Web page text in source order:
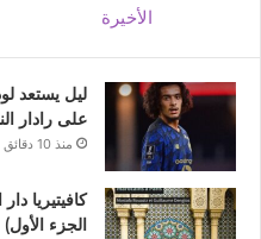
الأخيرة
ليل يستعد
على رادار
منذ 10 دقائق
كافيتيريا
الجزء